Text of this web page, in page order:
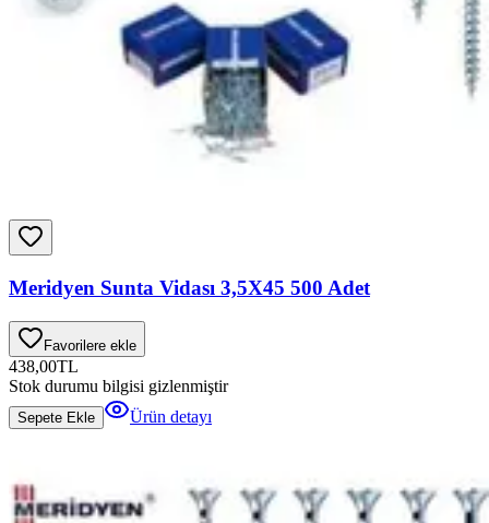
Meridyen Sunta Vidası 3,5X45 500 Adet
Favorilere ekle
438,00TL
Stok durumu bilgisi gizlenmiştir
Sepete Ekle Ürün detayı